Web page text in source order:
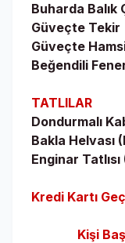
Buharda Balık
Güveçte Tekir
Güveçte
Beğendili
TATLILAR
Dondurmalı
Bakla Helvası
Enginar
Kredi Kartı
Kişi